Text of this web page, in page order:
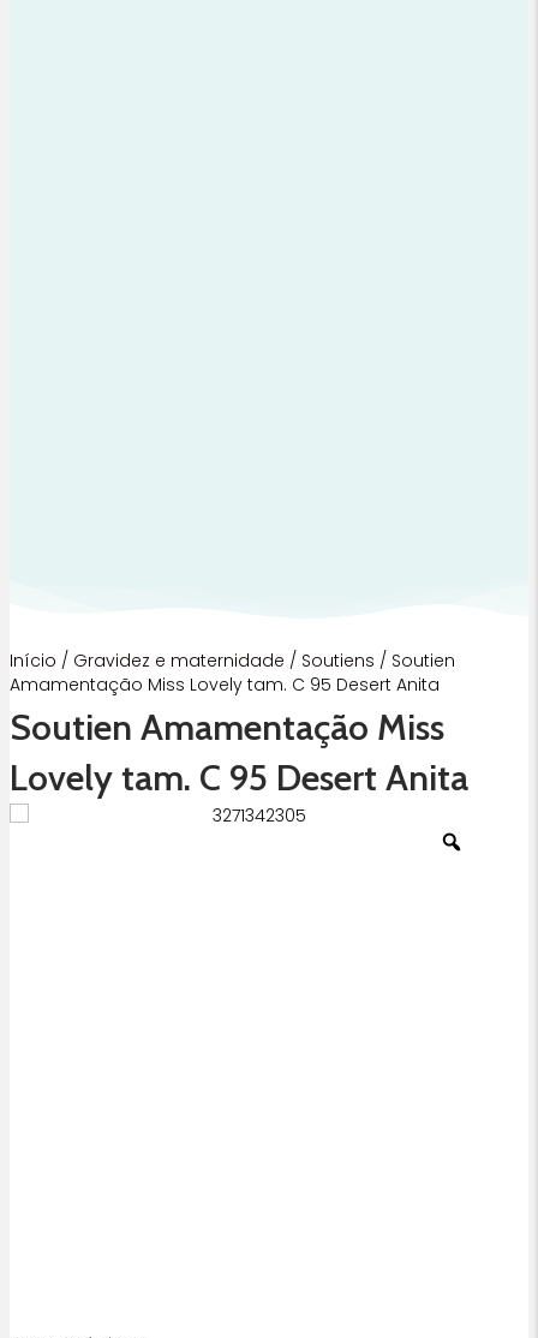
Início / Gravidez e maternidade / Soutiens / Soutien
Amamentação Miss Lovely tam. C 95 Desert Anita
Soutien Amamentação Miss
Lovely tam. C 95 Desert Anita